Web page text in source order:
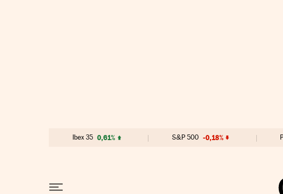
Ibex 35 0,61% S&P 500 -0,18%